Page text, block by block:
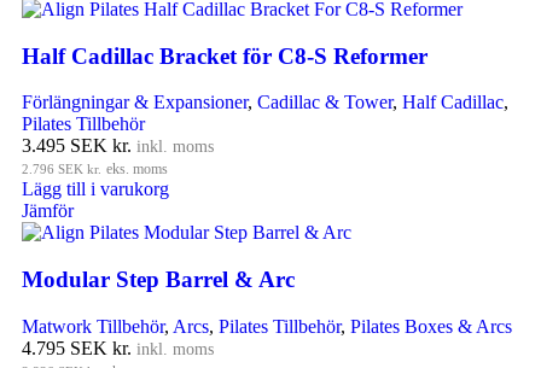
Half Cadillac Bracket för C8-S Reformer
Förlängningar & Expansioner, Cadillac & Tower, Half Cadillac,
Pilates Tillbehör
3.495 SEK kr. inkl. moms
2.796 SEK kr. eks. moms
Lägg till i varukorg
Jämför
Modular Step Barrel & Arc
Matwork Tillbehör, Arcs, Pilates Tillbehör, Pilates Boxes & Arcs
4.795 SEK kr. inkl. moms